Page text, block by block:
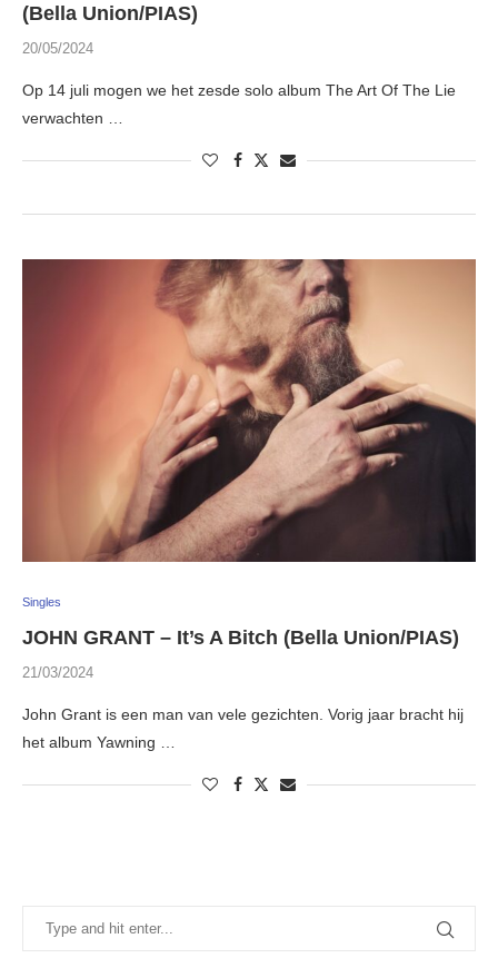
(Bella Union/PIAS)
20/05/2024
Op 14 juli mogen we het zesde solo album The Art Of The Lie
verwachten …
Singles
JOHN GRANT – It’s A Bitch (Bella Union/PIAS)
21/03/2024
John Grant is een man van vele gezichten. Vorig jaar bracht hij
het album Yawning …